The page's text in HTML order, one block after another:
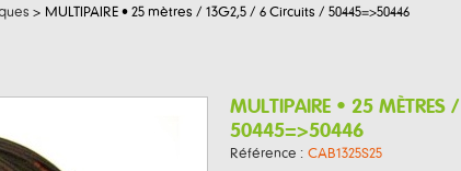
> MULTIPAIRE • 25 mètres / 13G2,5 / 6 Circuits / 50445=>50446
MULTIPAIRE • 25
50445=>50446
Référence : CAB1325S25